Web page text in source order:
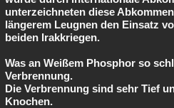
unterzeichneten diese
längerem Leugnen den Einsatz
beiden Irakkriegen.
Was an Weißem Phosphor so
Verbrennung.
Die Verbrennung sind sehr Tief
Knochen.